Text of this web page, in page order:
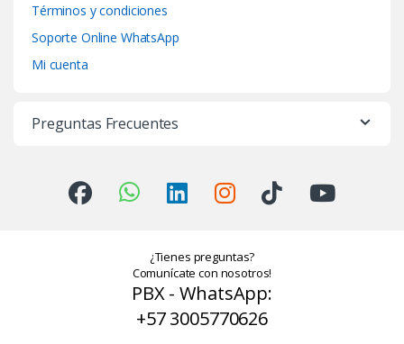
Términos y condiciones
Soporte Online WhatsApp
Mi cuenta
Preguntas Frecuentes
¿Tienes preguntas?
Comunícate con nosotros!
PBX - WhatsApp:
+57 3005770626